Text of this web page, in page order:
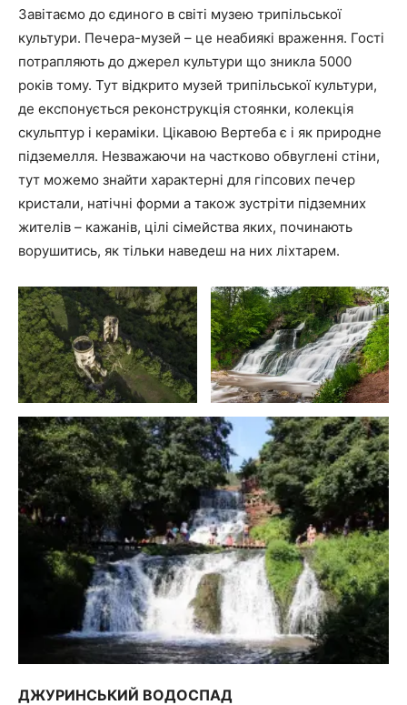
Завітаємо до єдиного в світі музею трипільської
культури. Печера-музей – це неабиякі враження. Гості
потрапляють до джерел культури що зникла 5000
років тому. Тут відкрито музей трипільської культури,
де експонується реконструкція стоянки, колекція
скульптур і кераміки. Цікавою Вертеба є і як природне
підземелля. Незважаючи на частково обвуглені стіни,
тут можемо знайти характерні для гіпсових печер
кристали, натічні форми а також зустріти підземних
жителів – кажанів, цілі сімейства яких, починають
ворушитись, як тільки наведеш на них ліхтарем.
ДЖУРИНСЬКИЙ ВОДОСПАД